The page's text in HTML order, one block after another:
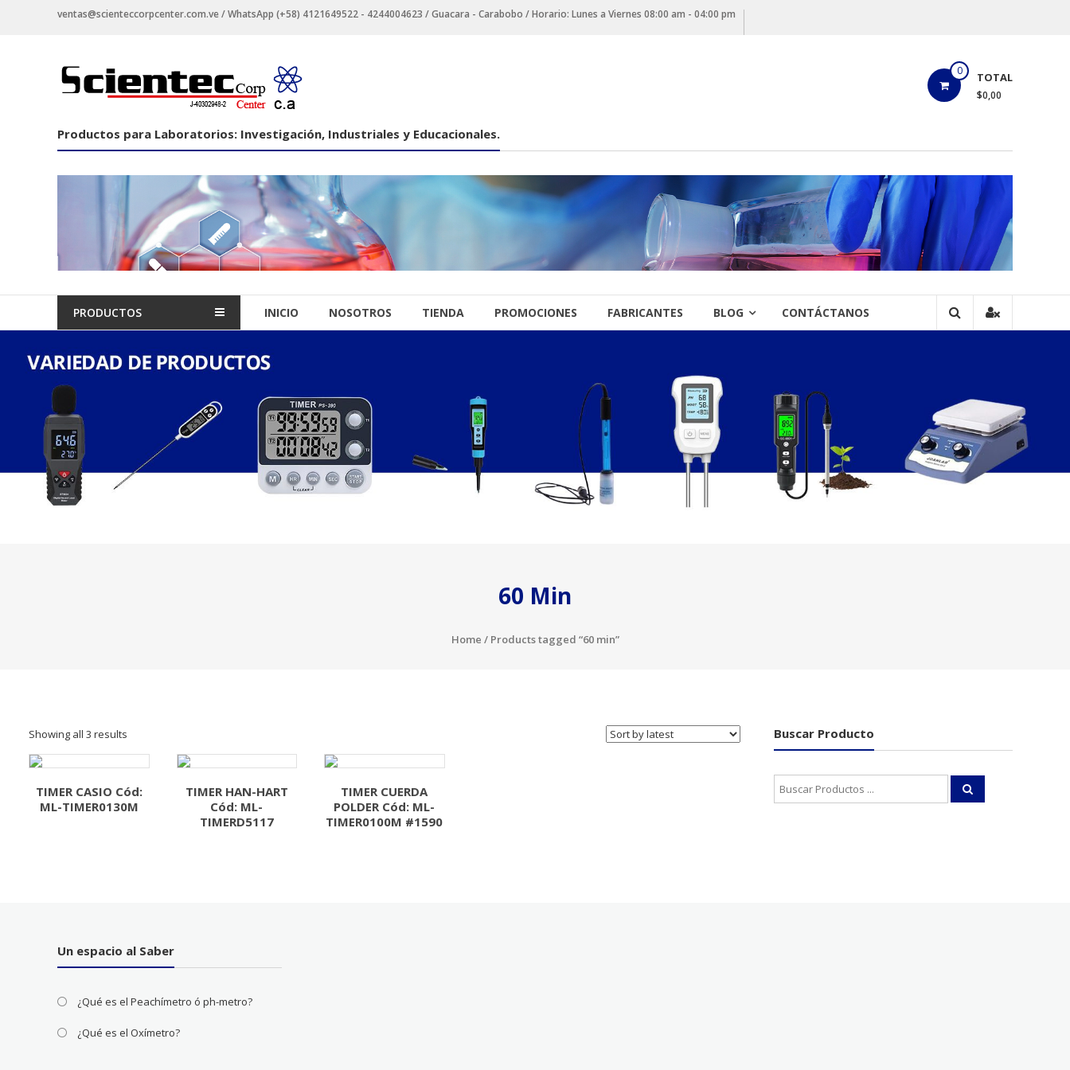
ventas@scienteccorpcenter.com.ve / WhatsApp (+58) 4121649522 - 4244004623 / Guacara - Carabobo / Horario: Lunes a Viernes 08:00 am - 04:00 pm
Productos
para
Laboratorios
Industriales
Educacionales.
0 TOTAL
$0,00
Productos para Laboratorios: Investigación, Industriales y Educacionales.
PRODUCTOS INICIO NOSOTROS TIENDA PROMOCIONES FABRICANTES BLOG CONTÁCTANOS
60 Min
Home / Products tagged “60 min”
Showing all 3 results
TIMER CASIO Cód:
ML-TIMER0130M
TIMER HAN-HART
Cód: ML-
TIMERD5117
TIMER CUERDA
POLDER Cód: ML-
TIMER0100M #1590
Buscar Producto
Buscar:
Un espacio al Saber
¿Qué es el Peachímetro ó ph-metro?
¿Qué es el Oxímetro?